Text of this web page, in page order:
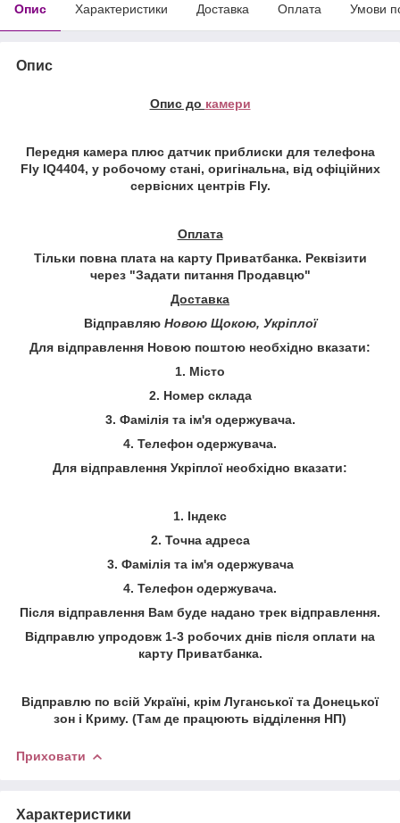
Опис Характеристики Доставка Оплата Умови
Опис
Опис до камери
Передня камера плюс датчик приблиски для телефона
Fly IQ4404, у робочому стані, оригінальна, від офіційних
сервісних центрів Fly.
Оплата
Тільки повна плата на карту Приватбанка. Реквізити
через "Задати питання Продавцю"
Доставка
Відправляю Новою Щокою, Укріплої
Для відправлення Новою поштою необхідно вказати:
1. Місто
2. Номер склада
3. Фамілія та ім'я одержувача.
4. Телефон одержувача.
Для відправлення Укріплої необхідно вказати:
1. Індекс
2. Точна адреса
3. Фамілія та ім'я одержувача
4. Телефон одержувача.
Після відправлення Вам буде надано трек відправлення.
Відправлю упродовж 1-3 робочих днів після оплати на
карту Приватбанка.
Відправлю по всій Україні, крім Луганської та Донецької
зон і Криму. (Там де працюють відділення НП)
Приховати
Характеристики